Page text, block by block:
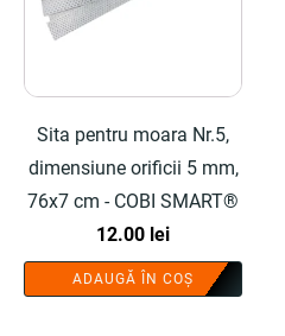
Sita pentru moara Nr.5,
dimensiune orificii 5 mm,
76x7 cm - COBI SMART®
12.00 lei
ADAUGĂ ÎN COȘ